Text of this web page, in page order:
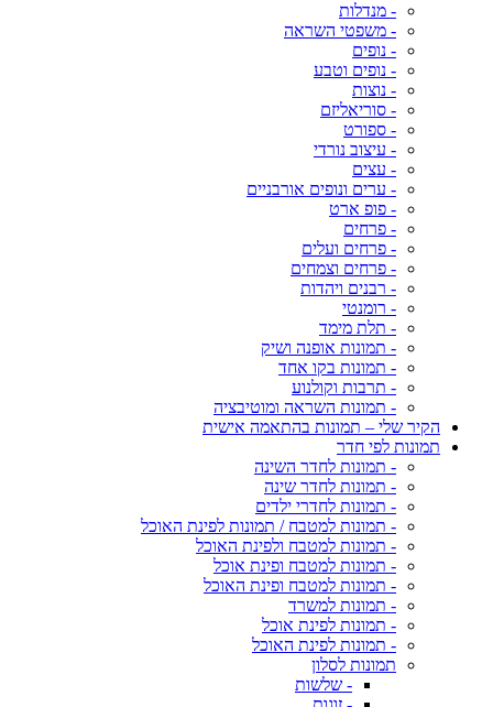
- מנדלות
- משפטי השראה
- נופים
- נופים וטבע
- נוצות
- סוריאליזם
- ספורט
- עיצוב נורדי
- עצים
- ערים ונופים אורבניים
- פופ ארט
- פרחים
- פרחים ועלים
- פרחים וצמחים
- רבנים ויהדות
- רומנטי
- תלת מימד
- תמונות אופנה ושיק
- תמונות בקו אחד
- תרבות וקולנוע
- תמונות השראה ומוטיבציה
הקיר שלי – תמונות בהתאמה אישית
תמונות לפי חדר
- תמונות לחדר השינה
- תמונות לחדר שינה
- תמונות לחדרי ילדים
- תמונות למטבח / תמונות לפינת האוכל
- תמונות למטבח ולפינת האוכל
- תמונות למטבח ופינת אוכל
- תמונות למטבח ופינת האוכל
- תמונות למשרד
- תמונות לפינת אוכל
- תמונות לפינת האוכל
תמונות לסלון
- שלשות